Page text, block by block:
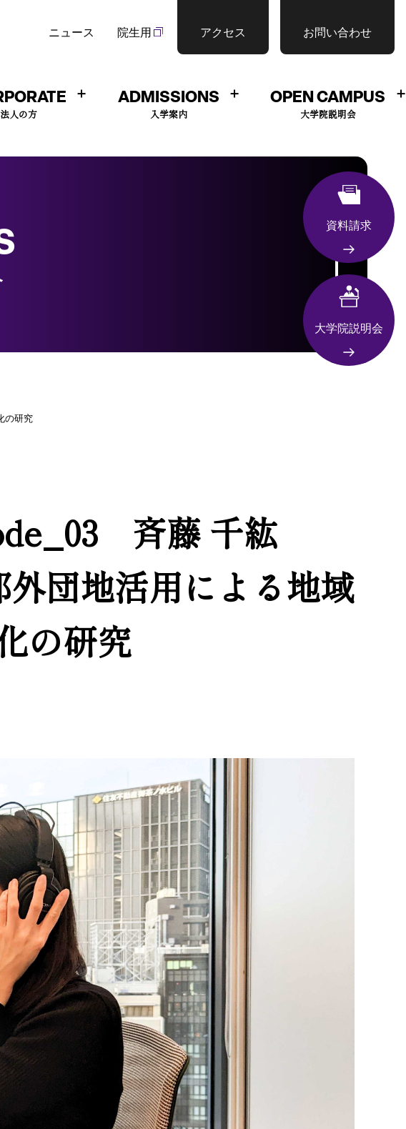
ニュース 院生用 アクセス お問い合わせ
法人の方
ADMISSIONS
入学案内
OPEN CAMPUS
大学院説明会
資料請求
大学院説明会
の研究
斉藤 千紘
団地活用による地域
の研究